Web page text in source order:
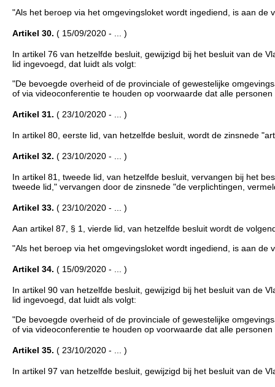
"Als het beroep via het omgevingsloket wordt ingediend, is aan de
Artikel 30. ( 15/09/2020 - ... )
In artikel 76 van hetzelfde besluit, gewijzigd bij het besluit van de
lid ingevoegd, dat luidt als volgt:
"De bevoegde overheid of de provinciale of gewestelijke
of via videoconferentie te houden op voorwaarde dat alle
Artikel 31. ( 23/10/2020 - ... )
In artikel 80, eerste lid, van hetzelfde besluit, wordt de zinsnede
Artikel 32. ( 23/10/2020 - ... )
In artikel 81, tweede lid, van hetzelfde besluit, vervangen bij het
tweede lid," vervangen door de zinsnede "de verplichtingen,
Artikel 33. ( 23/10/2020 - ... )
Aan artikel 87, § 1, vierde lid, van hetzelfde besluit wordt de
"Als het beroep via het omgevingsloket wordt ingediend, is aan de
Artikel 34. ( 15/09/2020 - ... )
In artikel 90 van hetzelfde besluit, gewijzigd bij het besluit van de
lid ingevoegd, dat luidt als volgt:
"De bevoegde overheid of de provinciale of gewestelijke
of via videoconferentie te houden op voorwaarde dat alle
Artikel 35. ( 23/10/2020 - ... )
In artikel 97 van hetzelfde besluit, gewijzigd bij het besluit van de